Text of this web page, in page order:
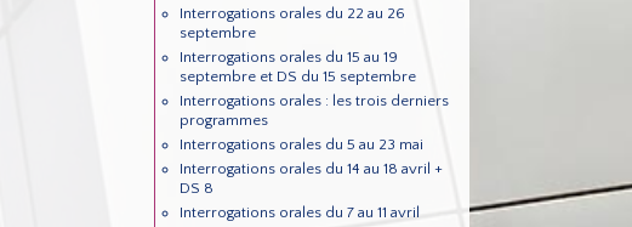
Interrogations orales du 22 au 26
septembre
Interrogations orales du 15 au 19
septembre et DS du 15 septembre
Interrogations orales : les trois derniers
programmes
Interrogations orales du 5 au 23 mai
Interrogations orales du 14 au 18 avril +
DS 8
Interrogations orales du 7 au 11 avril